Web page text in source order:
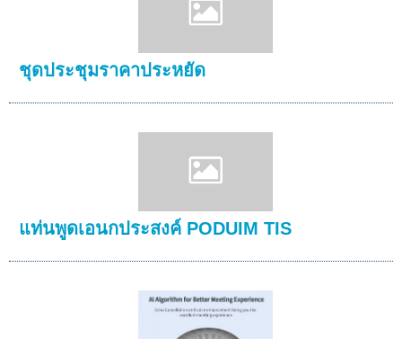
ชุดประชุมราคาประหยัด
แท่นพูดเอนกประสงค์ PODUIM TIS